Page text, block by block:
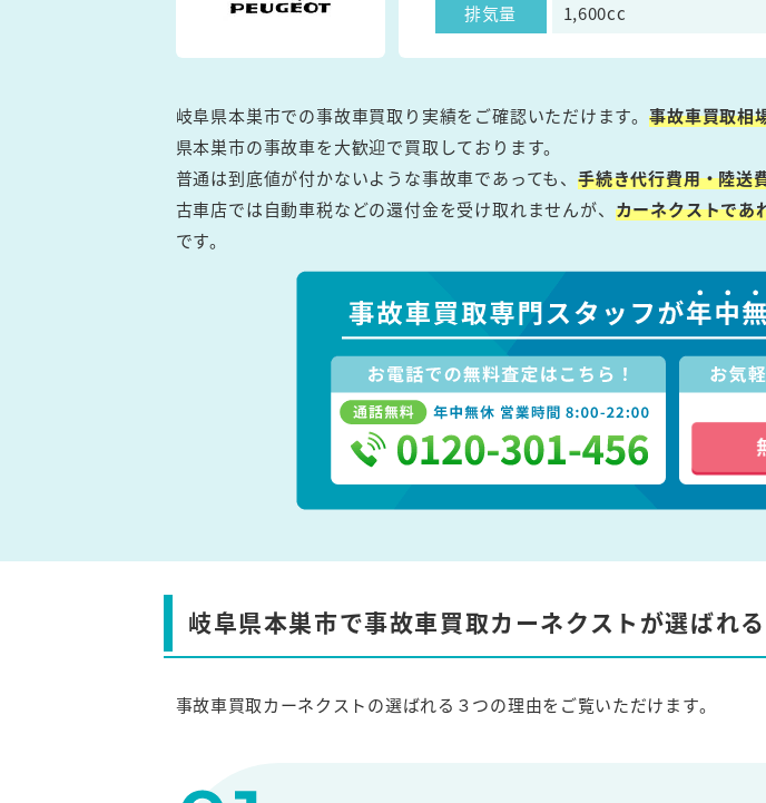
排気量
1,600cc
岐阜県本巣市での事故車買取り実績をご確認いただけます。事故車買取相
県本巣市の事故車を大歓迎で買取しております。
普通は到底値が付かないような事故車であっても、 手続き代行費用・陸送
古車店では自動車税などの還付金を受け取れませんが、 カーネクストであ
です。
岐阜県本巣市で事故車買取カーネクストが選ばれ
事故車買取カーネクストの選ばれる３つの理由をご覧いただけます。